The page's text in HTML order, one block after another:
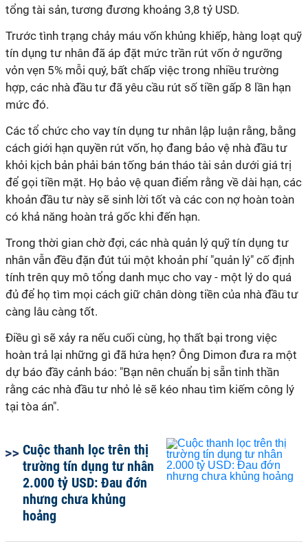
tổng tài sản, tương đương khoảng 3,8 tỷ USD.
Trước tình trạng chảy máu vốn khủng khiếp, hàng loạt quỹ
tín dụng tư nhân đã áp đặt mức trần rút vốn ở ngưỡng
vỏn vẹn 5% mỗi quý, bất chấp việc trong nhiều trường
hợp, các nhà đầu tư đã yêu cầu rút số tiền gấp 8 lần hạn
mức đó.
Các tổ chức cho vay tín dụng tư nhân lập luận rằng, bằng
cách giới hạn quyền rút vốn, họ đang bảo vệ nhà đầu tư
khỏi kịch bản phải bán tống bán tháo tài sản dưới giá trị
để gọi tiền mặt. Họ bảo vệ quan điểm rằng về dài hạn, các
khoản đầu tư này sẽ sinh lời tốt và các con nợ hoàn toàn
có khả năng hoàn trả gốc khi đến hạn.
Trong thời gian chờ đợi, các nhà quản lý quỹ tín dụng tư
nhân vẫn đều đặn đút túi một khoản phí "quản lý" cố định
tính trên quy mô tổng danh mục cho vay - một lý do quá
đủ để họ tìm mọi cách giữ chân dòng tiền của nhà đầu tư
càng lâu càng tốt.
Điều gì sẽ xảy ra nếu cuối cùng, họ thất bại trong việc
hoàn trả lại những gì đã hứa hẹn? Ông Dimon đưa ra một
dự báo đầy cảnh báo: "Bạn nên chuẩn bị sẵn tinh thần
rằng các nhà đầu tư nhỏ lẻ sẽ kéo nhau tìm kiếm công lý
tại tòa án".
Cuộc thanh lọc trên thị
trường tín dụng tư nhân
2.000 tỷ USD: Đau đớn
nhưng chưa khủng
hoảng